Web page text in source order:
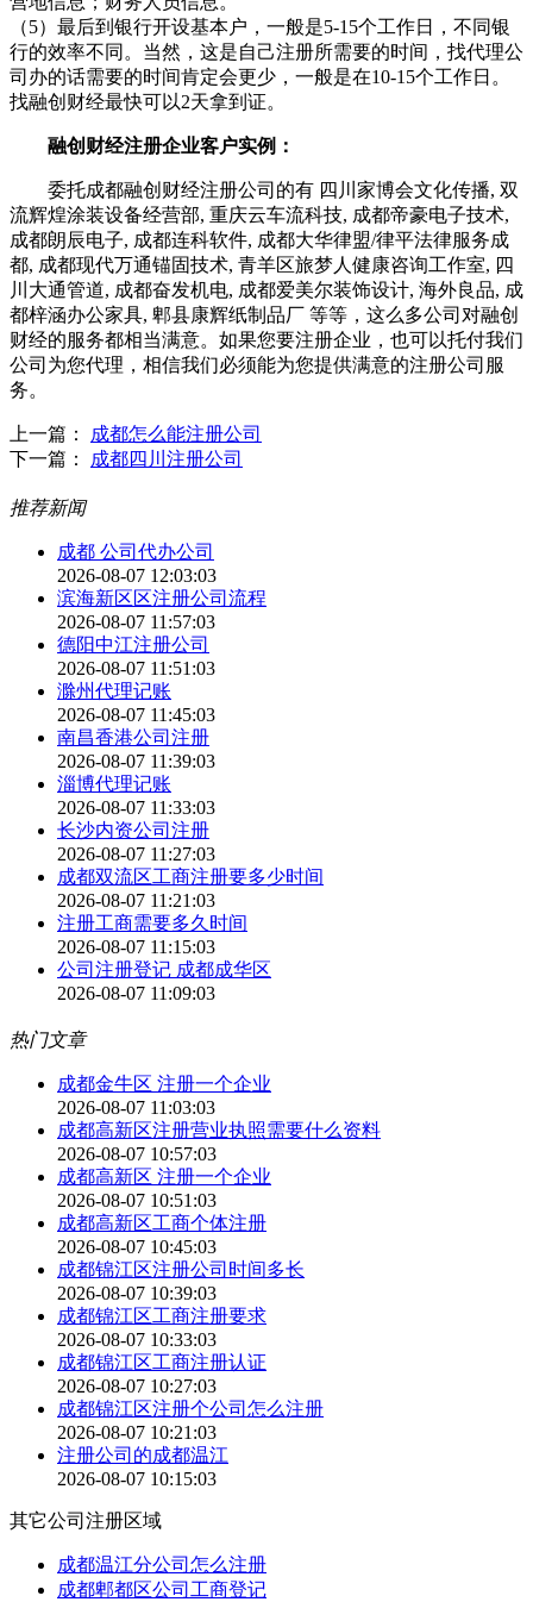
（5）最后到银行开设基本户，一般是5-15个工作日，不同银
行的效率不同。当然，这是自己注册所需要的时间，找代理公
司办的话需要的时间肯定会更少，一般是在10-15个工作日。
找融创财经最快可以2天拿到证。
融创财经注册企业客户实例：
委托成都融创财经注册公司的有 四川家博会文化传播, 双
流辉煌涂装设备经营部, 重庆云车流科技, 成都帝豪电子技术,
成都朗辰电子, 成都连科软件, 成都大华律盟/律平法律服务成
都, 成都现代万通锚固技术, 青羊区旅梦人健康咨询工作室, 四
川大通管道, 成都奋发机电, 成都爱美尔装饰设计, 海外良品, 成
都梓涵办公家具, 郫县康辉纸制品厂 等等，这么多公司对融创
财经的服务都相当满意。如果您要注册企业，也可以托付我们
公司为您代理，相信我们必须能为您提供满意的注册公司服
务。
上一篇：
成都怎么能注册公司
下一篇：
成都四川注册公司
推荐新闻
成都 公司代办公司
2026-08-07 12:03:03
滨海新区区注册公司流程
2026-08-07 11:57:03
德阳中江注册公司
2026-08-07 11:51:03
滁州代理记账
2026-08-07 11:45:03
南昌香港公司注册
2026-08-07 11:39:03
淄博代理记账
2026-08-07 11:33:03
长沙内资公司注册
2026-08-07 11:27:03
成都双流区工商注册要多少时间
2026-08-07 11:21:03
注册工商需要多久时间
2026-08-07 11:15:03
公司注册登记 成都成华区
2026-08-07 11:09:03
热门文章
成都金牛区 注册一个企业
2026-08-07 11:03:03
成都高新区注册营业执照需要什么资料
2026-08-07 10:57:03
成都高新区 注册一个企业
2026-08-07 10:51:03
成都高新区工商个体注册
2026-08-07 10:45:03
成都锦江区注册公司时间多长
2026-08-07 10:39:03
成都锦江区工商注册要求
2026-08-07 10:33:03
成都锦江区工商注册认证
2026-08-07 10:27:03
成都锦江区注册个公司怎么注册
2026-08-07 10:21:03
注册公司的成都温江
2026-08-07 10:15:03
其它公司注册区域
成都温江分公司怎么注册
成都郫都区公司工商登记